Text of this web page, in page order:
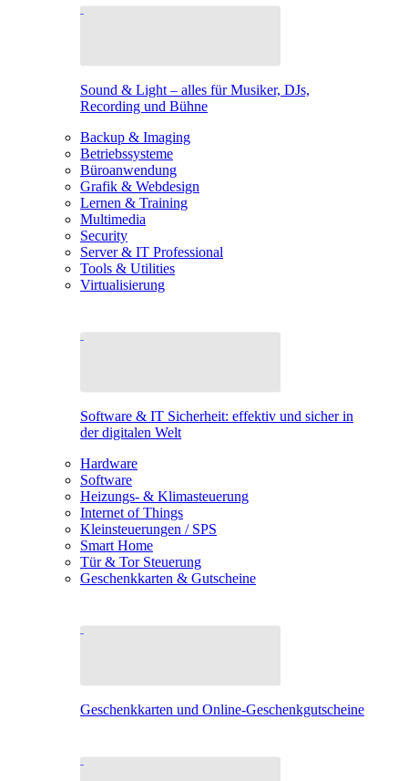
Sound & Light – alles für Musiker, DJs,
Recording und Bühne
Backup & Imaging
Betriebssysteme
Büroanwendung
Grafik & Webdesign
Lernen & Training
Multimedia
Security
Server & IT Professional
Tools & Utilities
Virtualisierung
Software & IT Sicherheit: effektiv und sicher in
der digitalen Welt
Hardware
Software
Heizungs- & Klimasteuerung
Internet of Things
Kleinsteuerungen / SPS
Smart Home
Tür & Tor Steuerung
Geschenkkarten & Gutscheine
Geschenkkarten und Online-Geschenkgutscheine